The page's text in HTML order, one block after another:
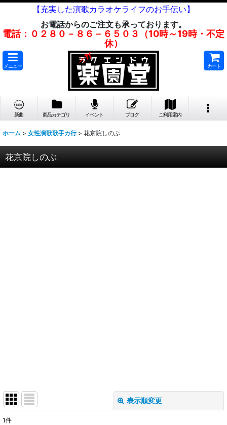
【充実した演歌カラオケライフのお手伝い】
お電話からのご注文も承っております。
電話：０２８０－８６－６５０３（10時～19時・不定
休）
メニュー カート
新曲 商品カテゴリ イベント ブログ ご利用案内
ホーム > 女性演歌歌手カ行 > 花京院しのぶ
花京院しのぶ
表示順変更
1件